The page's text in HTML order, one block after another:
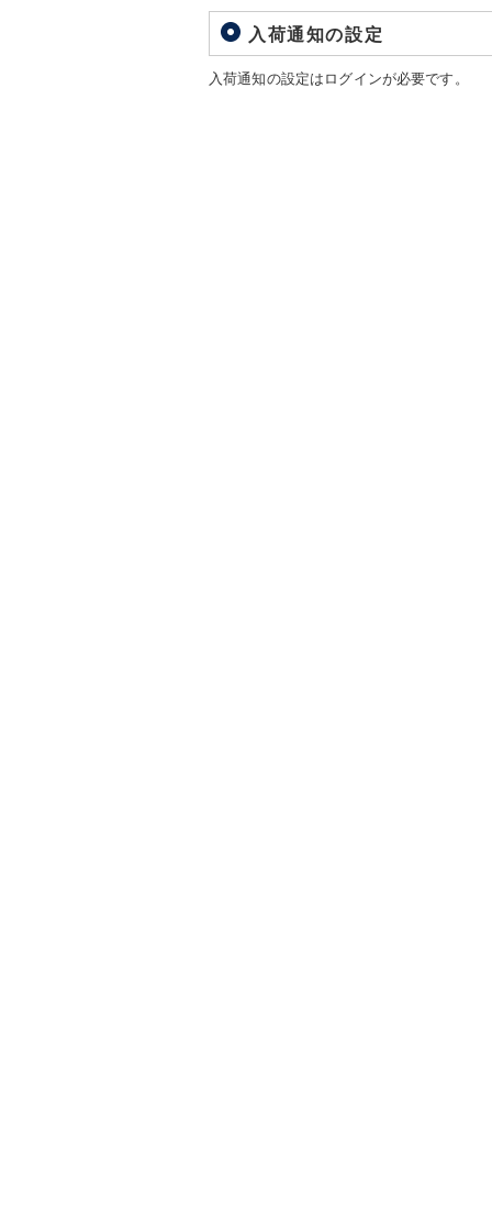
入荷通知の設定
入荷通知の設定はログインが必要です。